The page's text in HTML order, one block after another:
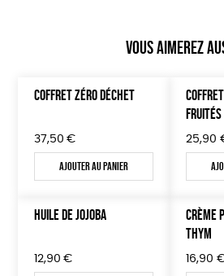
Vous aimerez
COFFRET ZÉRO DÉCHET
37,50 €
Ajouter au panier
FRUITÉS
25,90
HUILE DE JOJOBA
12,90 €
CRÈME
THYM
16,90